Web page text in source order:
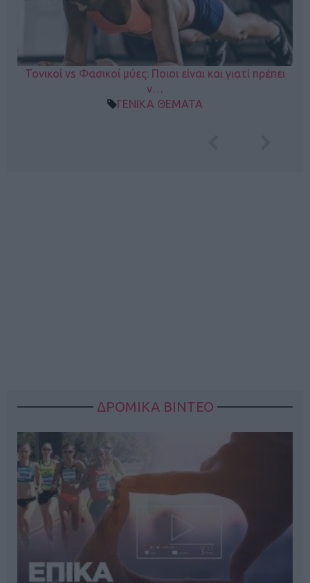
Τονικοί vs Φασικοί μύες: Ποιοι είναι και γιατί πρέπει
ν…
ΓΕΝΙΚΑ ΘΕΜΑΤΑ
ΔΡΟΜΙΚΑ ΒΙΝΤΕΟ